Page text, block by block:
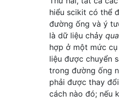
hiểu scikit có thể
đường ống và ý
là dữ liệu chảy qua
hợp ở một mức
liệu được chuyển
trong đường ống
phải được thay
cách nào đó; nếu